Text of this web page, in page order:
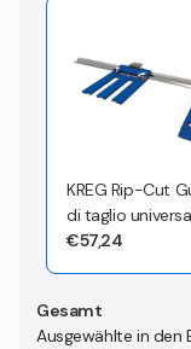
KREG Rip-Cut
di taglio
fino a 610 mm per
€57,24
Gesamt
Ausgewählte in den